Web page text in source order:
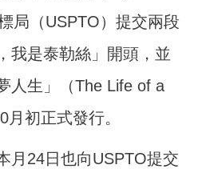
局（USPTO）提交兩段
我是泰勒絲」開頭，並
人生」（The Life of a
初正式發行。
月24日也向USPTO提交